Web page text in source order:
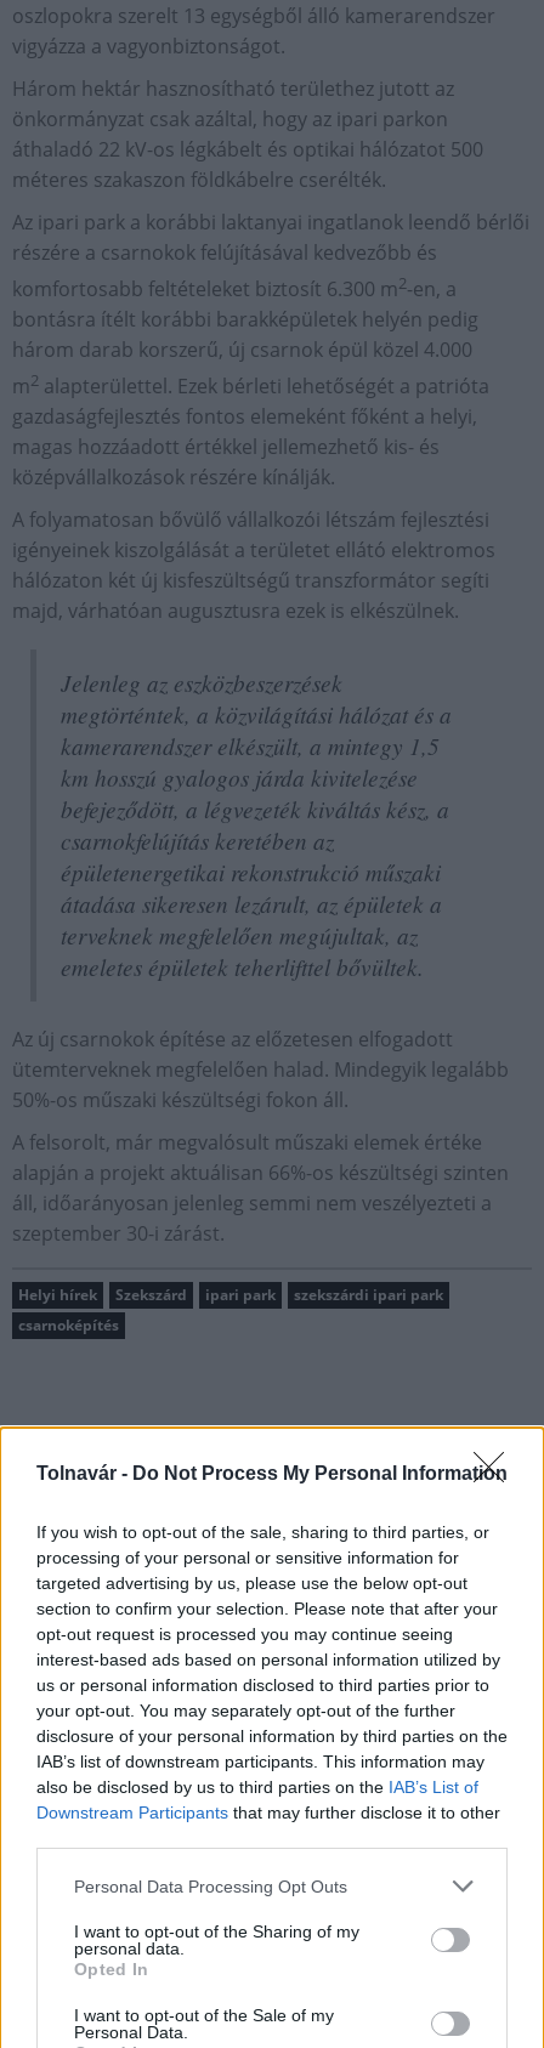
Tolnavár - Do Not Process My Personal Information
If you wish to opt-out of the sale, sharing to third parties, or
processing of your personal or sensitive information for
targeted advertising by us, please use the below opt-out
section to confirm your selection. Please note that after your
opt-out request is processed you may continue seeing
interest-based ads based on personal information utilized by
us or personal information disclosed to third parties prior to
your opt-out. You may separately opt-out of the further
disclosure of your personal information by third parties on the
IAB’s list of downstream participants. This information may
also be disclosed by us to third parties on the IAB’s List of
Downstream Participants that may further disclose it to other
Please note that this website/app uses one or more Google
not limited to your visit or usage behaviour. You may click to
grant or deny consent to Google and its third-party tags to
use your data for below specified purposes in below Google
consent section.
Personal Data Processing Opt Outs
I want to opt-out of the Sharing of my
personal data.
Opted In
I want to opt-out of the Sale of my
Personal Data.
oszlopokra szerelt 13 egységből álló kamerarendszer
vigyázza a vagyonbiztonságot.
Három hektár hasznosítható területhez jutott az
önkormányzat csak azáltal, hogy az ipari parkon
áthaladó 22 kV-os légkábelt és optikai hálózatot 500
méteres szakaszon földkábelre cserélték.
Az ipari park a korábbi laktanyai ingatlanok leendő bérlői
részére a csarnokok felújításával kedvezőbb és
komfortosabb feltételeket biztosít 6.300 m2-en, a
bontásra ítélt korábbi barakképületek helyén pedig
három darab korszerű, új csarnok épül közel 4.000
m2 alapterülettel. Ezek bérleti lehetőségét a patrióta
gazdaságfejlesztés fontos elemeként főként a helyi,
magas hozzáadott értékkel jellemezhető kis- és
középvállalkozások részére kínálják.
A folyamatosan bővülő vállalkozói létszám fejlesztési
igényeinek kiszolgálását a területet ellátó elektromos
hálózaton két új kisfeszültségű transzformátor segíti
majd, várhatóan augusztusra ezek is elkészülnek.
Jelenleg az eszközbeszerzések
megtörténtek, a közvilágítási hálózat és a
kamerarendszer elkészült, a mintegy 1,5
km hosszú gyalogos járda kivitelezése
befejeződött, a légvezeték kiváltás kész, a
csarnokfelújítás keretében az
épületenergetikai rekonstrukció műszaki
átadása sikeresen lezárult, az épületek a
terveknek megfelelően megújultak, az
emeletes épületek teherlifttel bővültek.
Az új csarnokok építése az előzetesen elfogadott
ütemterveknek megfelelően halad. Mindegyik legalább
50%-os műszaki készültségi fokon áll.
A felsorolt, már megvalósult műszaki elemek értéke
alapján a projekt aktuálisan 66%-os készültségi szinten
áll, időarányosan jelenleg semmi nem veszélyezteti a
szeptember 30-i zárást.
Helyi hírek Szekszárd ipari park
szekszárdi ipari park
csarnoképítés
Helyi hírek
Felújított üzletet nyitott Szekszárdon az Auchan
Helyi hírek